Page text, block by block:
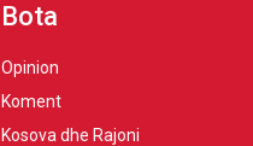
Bota
Opinion
Koment
Kosova dhe Rajoni